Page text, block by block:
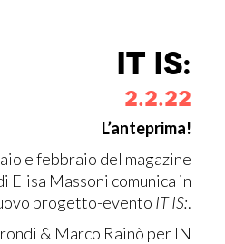
IT IS:
2.2.22
L’anteprima!
e febbraio del magazine
Elisa Massoni comunica in
progetto-evento IT IS:.
& Marco Rainò per IN